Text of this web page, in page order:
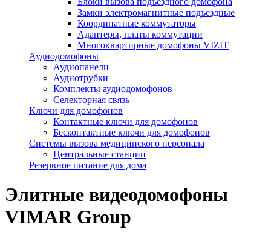
Замки электромагнитные подъездные
Координатные коммутаторы
Адаптеры, платы коммутации
Многоквартирные домофоны VIZIT
Аудиодомофоны
Аудиопанели
Аудиотрубки
Комплекты аудиодомофонов
Селекторная связь
Ключи для домофонов
Контактные ключи для домофонов
Бесконтактные ключи для домофонов
Системы вызова медицинского персонала
Центральные станции
Резервное питание для дома
Элитные видеодомофоны
VIMAR Group